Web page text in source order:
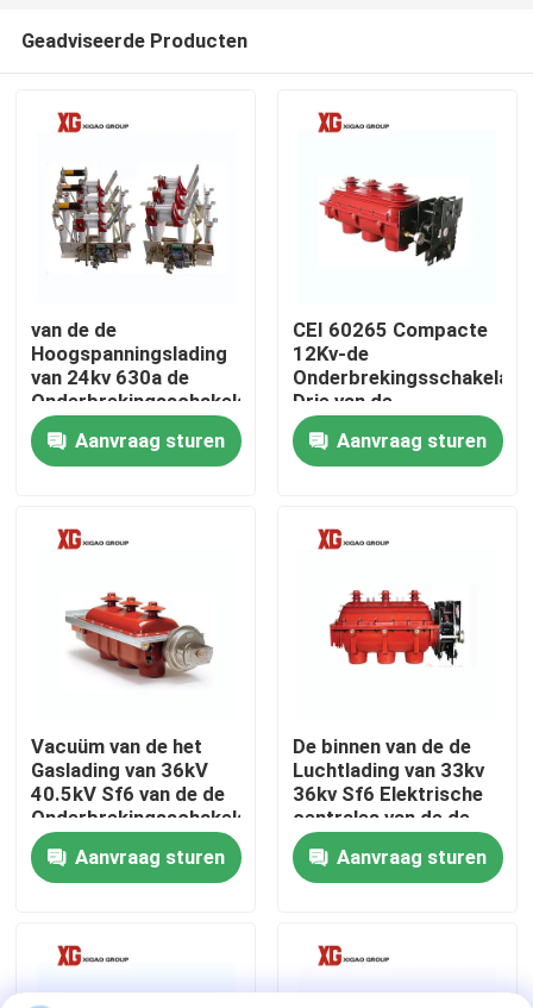
Huis
Producten
Ongeveer ons
Fabrieksreis
Kwaliteitscontrole
Verzoek om een Citaat
De Onderbrekingsschakelaar van de luchtlading
Het Mechanisme van de machtsdistributie
Geadviseerde Producten
van de de
Hoogspanningslading
van 24kv 630a de
Onderbrekingsschakelaar
Lichtgewicht
Aanvraag sturen
CEI 60265 Compacte
12Kv-de
Onderbrekingsschakelaar
Drie van de
Luchtlading
Schakelaars
Aanvraag sturen
Vacuüm van de het
Gaslading van 36kV
40.5kV Sf6 van de de
Onderbrekingsschakelaar
de Elektrische
centralesgebruik
Aanvraag sturen
De binnen van de de
Luchtlading van 33kv
36kv Sf6 Elektrische
centrales van de de
Onderbrekingsschakelaar
Aanvraag sturen